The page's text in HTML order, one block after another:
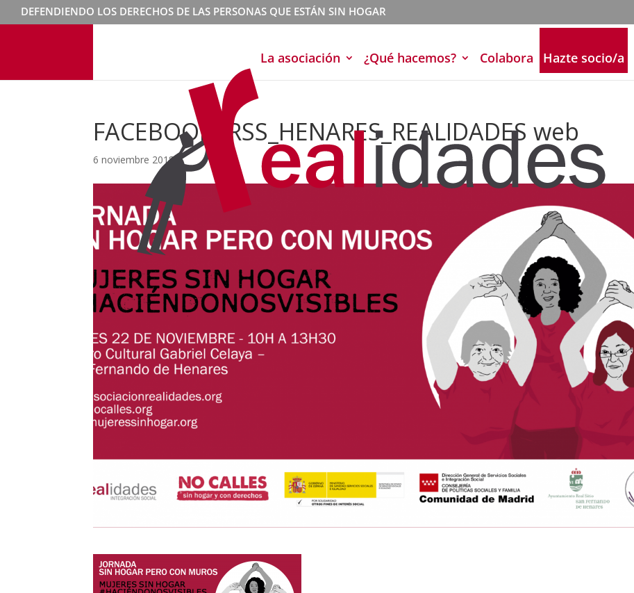
DEFENDIENDO LOS DERECHOS DE LAS PERSONAS QUE ESTÁN SIN HOGAR
La asociación ¿Qué hacemos? Colabora Hazte socio/a
FACEBOOKRRSS_HENARES_REALIDADES web
6 noviembre 2018